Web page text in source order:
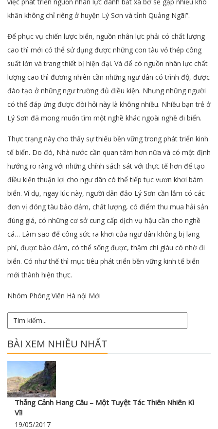
khăn không chỉ riêng ở huyện Lý Sơn và tỉnh Quảng Ngãi”.
Để phục vụ chiến lược biển, nguồn nhân lực phải có chất lượng
cao thì mới có thể sử dụng được những con tàu vỏ thép công
suất lớn và trang thiết bị hiện đại. Và để có nguồn nhân lực chất
lượng cao thì đương nhiên cần những ngư dân có trình độ, được
đào tạo ở những ngư trường đủ điều kiện. Nhưng những người
có thể đáp ứng được đòi hỏi này là không nhiều. Nhiều bạn trẻ ở
Lý Sơn đã mong muốn tìm một nghề khác ngoài nghề đi biển.
Thực trạng này cho thấy sự thiếu bền vững trong phát triển kinh
tế biển. Do đó, Nhà nước cần quan tâm hơn nữa và có một định
hướng rõ ràng với những chính sách sát với thực tế hơn để tạo
điều kiện thuận lợi cho ngư dân có thể tiếp tục vươn khơi bám
biển. Ví dụ, ngay lúc này, người dân đảo Lý Sơn cần lắm có các
đơn vị đóng tàu bảo đảm, chất lượng, có điểm thu mua hải sản
đúng giá, có những cơ sở cung cấp dịch vụ hậu cần cho nghề
cá… Làm sao để công sức ra khơi của ngư dân không bị lãng
phí, được bảo đảm, có thể sống được, thậm chí giàu có nhờ đi
biển. Có như thế thì mục tiêu phát triển bền vững kinh tế biển
mới thành hiện thực.
Nhóm Phóng Viên Hà nội Mới
BÀI XEM NHIỀU NHẤT
Thắng Cảnh Hang Câu – Một Tuyệt Tác Thiên Nhiên Kì
Vĩ!
19/05/2017